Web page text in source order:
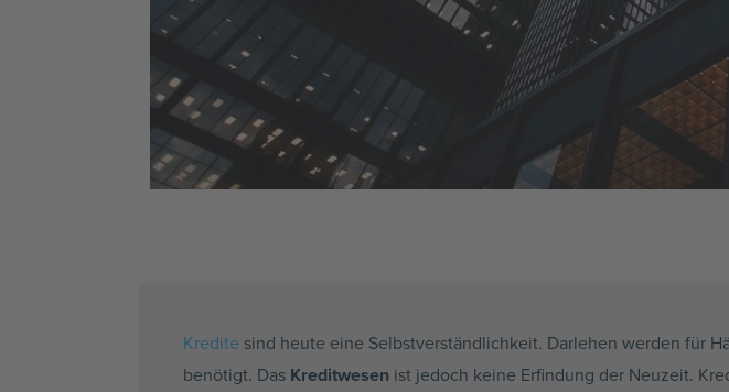
Kredite sind heute eine Selbstverständlichkeit. Darlehen werden für
benötigt. Das Kreditwesen ist jedoch keine Erfindung der Neuzeit.